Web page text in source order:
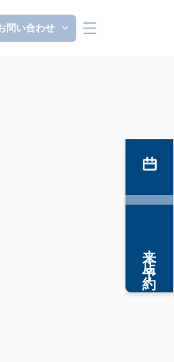
問い合わせ
来店予約